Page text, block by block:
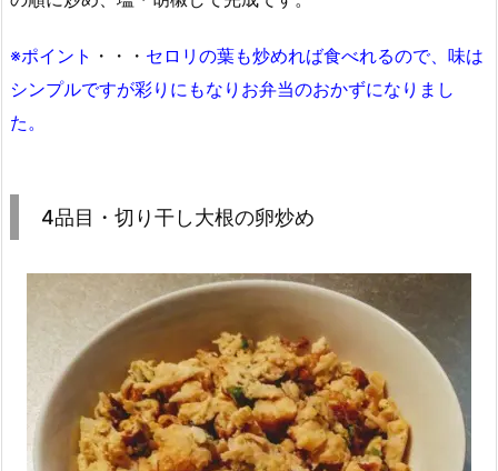
※ポイント ・・・ セロリの葉も炒めれば食べれるので、味は
シンプルですが彩りにもなりお弁当のおかずになりまし
た。
4品目・切り干し大根の卵炒め